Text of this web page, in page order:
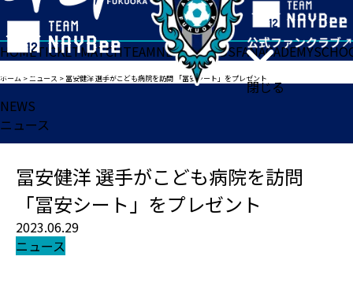
閉じる
HOMETICKETMATCHTEAMNEWSGOODSFANACADEMY
ホーム >ニュース > 冨安健洋 選手がこども病院を訪問 「冨安シート」をプレゼント
NEWS
ニュース
冨安健洋 選手がこども病院を訪問
「冨安シート」をプレゼント
2023.06.29
ニュース